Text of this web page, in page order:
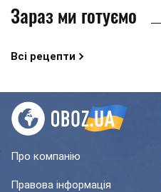
Зараз ми готуємо
Всі рецепти
Про компанію
Правова інформація